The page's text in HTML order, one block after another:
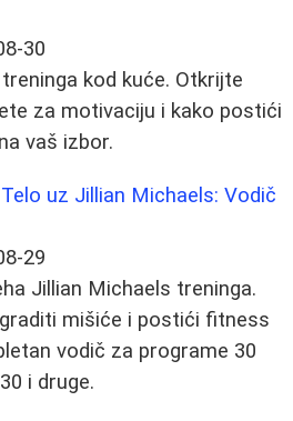
30
kod kuće. Otkrijte
za motivaciju i kako postići
vaš izbor.
uz Jillian Michaels: Vodič
29
Jillian Michaels treninga.
mišiće i postići fitness
vodič za programe 30
i druge.